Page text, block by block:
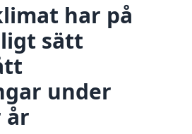
har på
sätt
under
år